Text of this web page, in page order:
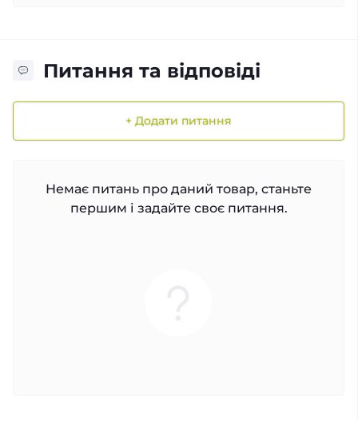
Питання та відповіді
+ Додати питання
Немає питань про даний товар, станьте
першим і задайте своє питання.